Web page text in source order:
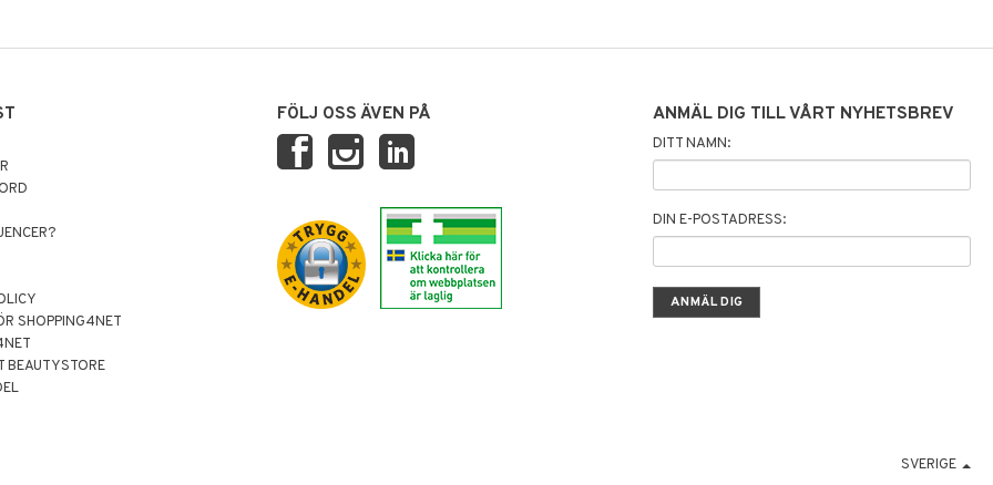
SHOPPING4NET
BEAUTYSTORE
FÖLJ OSS ÄVEN PÅ ANMÄL DIG TILL VÅRT NYHETSBREV
DITT NAMN:
DIN E-POSTADRESS:
SVERIGE